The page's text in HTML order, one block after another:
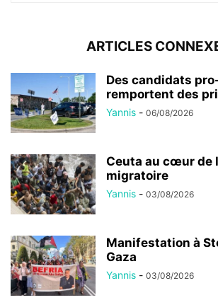
ARTICLES
Des candidats
remportent des
Yannis - 06/08/2026
Ceuta au cœur de
migratoire
Yannis - 03/08/2026
Manifestation à
Gaza
Yannis - 03/08/2026